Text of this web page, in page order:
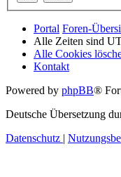
Portal Foren-
Alle Zeiten sind
Alle Cookies
Kontakt
Powered by phpBB®
Deutsche Übersetzung
Datenschutz |